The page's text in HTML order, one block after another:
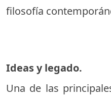
filosofía
Ideas y legado.
Una de las